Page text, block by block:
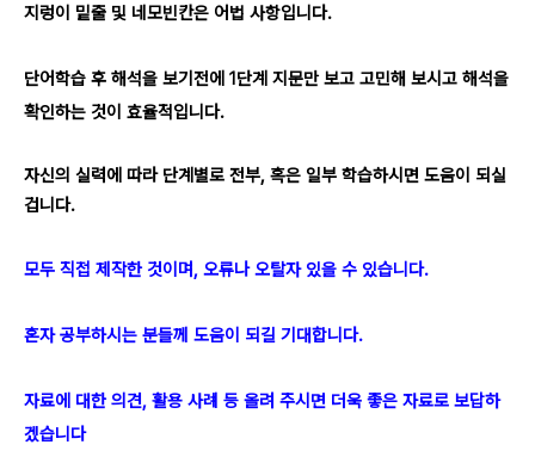
지렁이 밑줄 및 네모빈칸은 어법 사항입니다.
단어학습 후 해석을 보기전에 1단계 지문만 보고 고민해 보시고 해석을
확인하는 것이 효율적입니다.
자신의 실력에 따라 단계별로 전부, 혹은 일부 학습하시면 도움이 되실
겁니다.
모두 직접 제작한 것이며, 오류나 오탈자 있을 수 있습니다.
혼자 공부하시는 분들께 도움이 되길 기대합니다.
자료에 대한 의견, 활용 사례 등 올려 주시면 더욱 좋은 자료로 보답하
겠습니다